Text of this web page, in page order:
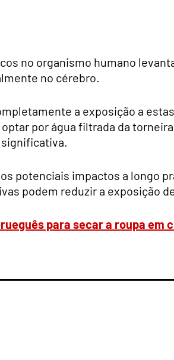
no organismo humano
no cérebro.
a exposição a
por água filtrada da
potenciais impactos a longo
podem reduzir a exposição
para secar a roupa em